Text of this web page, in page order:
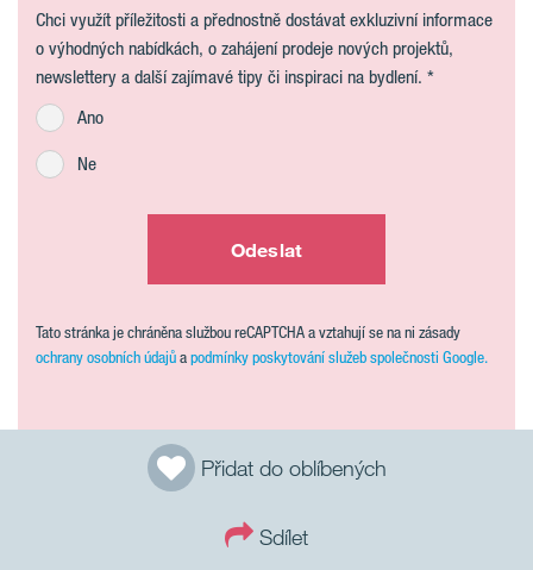
Přidat do oblíbených
Sdílet
Chci využít příležitosti a přednostně dostávat exkluzivní informace
o výhodných nabídkách, o zahájení prodeje nových projektů,
newslettery a další zajímavé tipy či inspiraci na bydlení.
Ano
Ne
Odeslat
Tato stránka je chráněna službou reCAPTCHA a vztahují se na ni zásady
ochrany osobních údajůapodmínky poskytování služeb společnosti Google.